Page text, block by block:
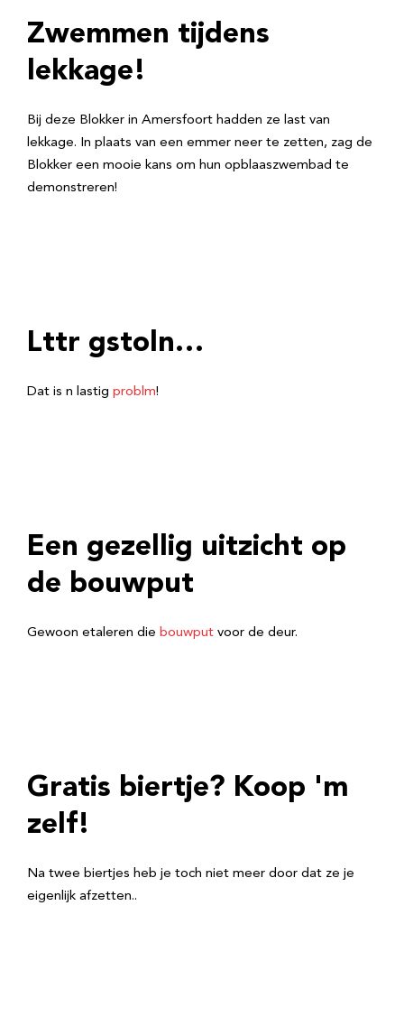
Zwemmen tijdens
lekkage!
Bij deze Blokker in Amersfoort hadden ze last van
lekkage. In plaats van een emmer neer te zetten, zag de
Blokker een mooie kans om hun opblaaszwembad te
demonstreren!
Lttr gstoln…
Dat is n lastig problm!
Een gezellig uitzicht op
de bouwput
Gewoon etaleren die bouwput voor de deur.
Gratis biertje? Koop 'm
zelf!
Na twee biertjes heb je toch niet meer door dat ze je
eigenlijk afzetten..